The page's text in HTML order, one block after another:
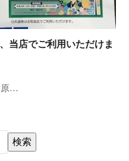
当店でご利用いただけま
原…
検索